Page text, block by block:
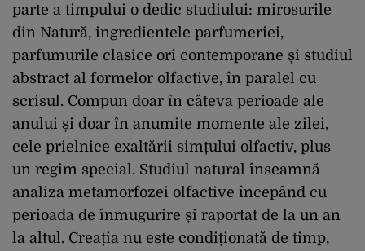
parte a timpului o dedic studiului: mirosurile
din Natură, ingredientele parfumeriei,
parfumurile clasice ori contemporane și studiul
abstract al formelor olfactive, în paralel cu
scrisul. Compun doar în câteva perioade ale
anului și doar în anumite momente ale zilei,
cele prielnice exaltării simțului olfactiv, plus
un regim special. Studiul natural înseamnă
analiza metamorfozei olfactive începând cu
perioada de înmugurire și raportat de la un an
la altul. Creația nu este condiționată de timp,